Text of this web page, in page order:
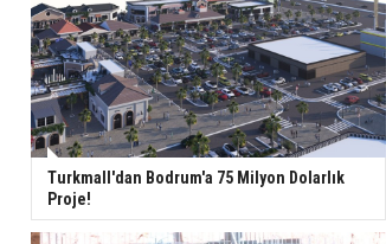
TOKİ'nin Kiralık Sosyal
Konut Modeli Kiraları
Düşürür Mü?
İkinci El Konut Fiyatları
İspanya'da Bir Yılda
Yüzde 16,2 Arttı
Turkmall'dan Bodrum'a 75 Milyon Dolarlık
Proje!